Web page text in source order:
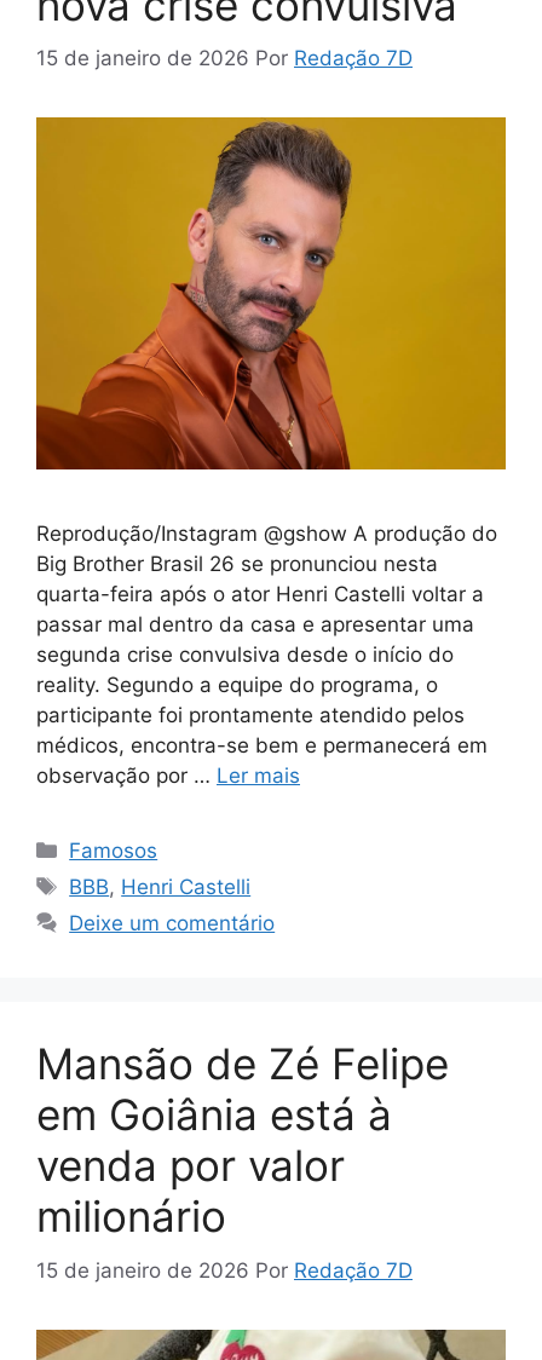
15 de janeiro de 2026 Por Redação 7D
Reprodução/Instagram @gshow A produção do
Big Brother Brasil 26 se pronunciou nesta
quarta-feira após o ator Henri Castelli voltar a
passar mal dentro da casa e apresentar uma
segunda crise convulsiva desde o início do
reality. Segundo a equipe do programa, o
participante foi prontamente atendido pelos
médicos, encontra-se bem e permanecerá em
observação por … Ler mais
Categorias
Famosos
Tags
BBB, Henri Castelli
Deixe um comentário
Mansão de Zé Felipe
em Goiânia está à
venda por valor
milionário
15 de janeiro de 2026 Por Redação 7D